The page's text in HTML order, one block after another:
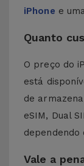
iPhone e
Quanto
O preço do
está
de
eSIM, Dual
dependendo
Vale a